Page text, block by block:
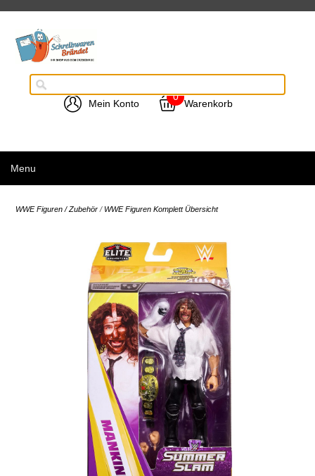
Mein Konto
0
Warenkorb
Menu
WWE Figuren / Zubehör / WWE Figuren Komplett Übersicht